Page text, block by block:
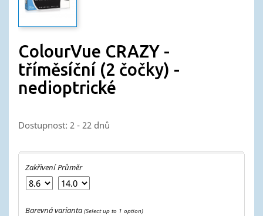
ColourVue CRAZY -
tříměsíční (2 čočky) -
nedioptrické
Dostupnost: 2 - 22 dnů
Zakřivení Průměr
Barevná varianta (Select up to 1 option)